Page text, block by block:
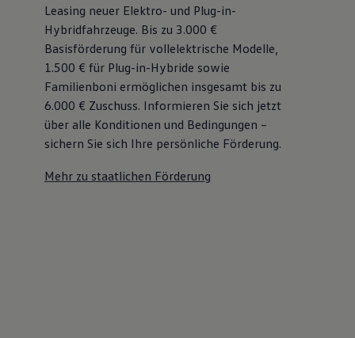
Leasing neuer Elektro- und Plug-in-
Hybridfahrzeuge. Bis zu 3.000 €
Basisförderung für vollelektrische Modelle,
1.500 € für Plug-in-Hybride sowie
Familienboni ermöglichen insgesamt bis zu
6.000 € Zuschuss⁠. Informieren Sie sich jetzt
über alle Konditionen und Bedingungen –
sichern Sie sich Ihre persönliche Förderung.
Mehr zu staatlichen Förderung